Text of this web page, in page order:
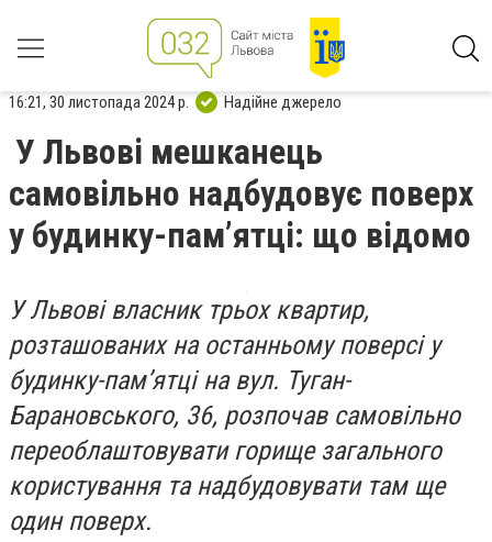
16:21, 30 листопада 2024 р. Надійне джерело
У Львові мешканець
самовільно надбудовує поверх
у будинку-пам’ятці: що відомо
У Львові власник трьох квартир,
розташованих на останньому поверсі у
будинку-пам’ятці на вул. Туган-
Барановського, 36, розпочав самовільно
переоблаштовувати горище загального
користування та надбудовувати там ще
один поверх.